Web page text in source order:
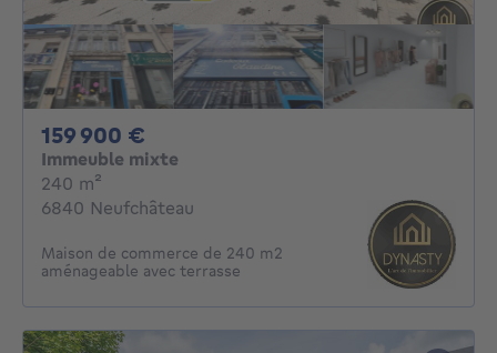
159 900 €
Immeuble mixte
240 m²
6840 Neufchâteau
Maison de commerce de 240 m2
aménageable avec terrasse